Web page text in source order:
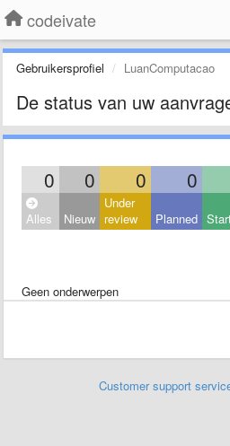
codeivate
Gebruikersprofiel LuanComputacao
De status van uw
0 0 0 0
Alles Nieuw
Under
review
Planned
Geen onderwerpen
Customer support